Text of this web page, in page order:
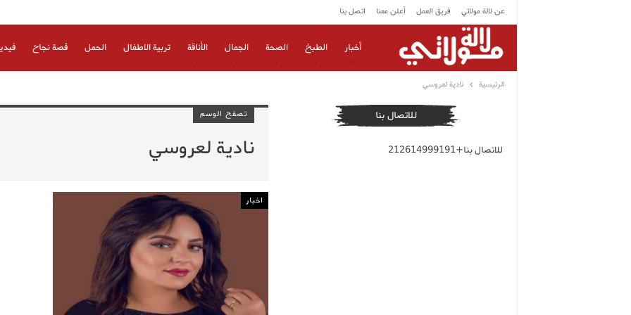
عن لالة مولاتي فريق العمل أعلن معنا اتصل بنا
أخبار الطبخ الصحة الجمال الأناقة تربية الاطفال الحمل قصة نجاح
الرئيسية نادية لعروسي
تصفح الوسم
نادية لعروسي
اخبار
للاتصال بنا
للاتصال بنا+212614999191